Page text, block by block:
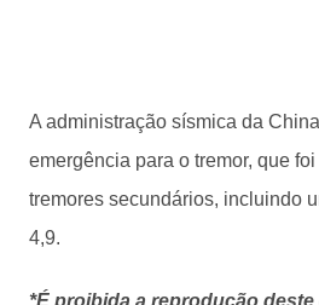
A administração sísmica da
emergência para o tremor, que
tremores secundários, incluindo
4,9.
*É proibida a reprodução